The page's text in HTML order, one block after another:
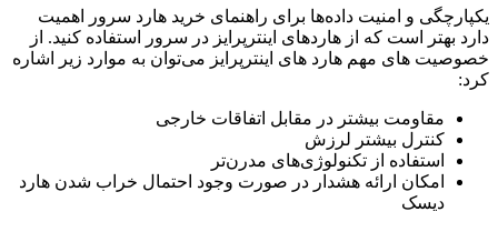
یکپارچگی و امنیت داده‌ها برای راهنمای خرید هارد سرور اهمیت
دارد بهتر است که از هارد‌های اینترپرایز در سرور استفاده کنید. از
خصوصیت ‌های مهم هارد های اینترپرایز می‌توان به موارد زیر اشاره
کرد:
مقاومت بیشتر در مقابل اتفاقات خارجی
کنترل بیشتر لرزش
استفاده از تکنولوژی‌های مدرن‌تر
امکان ارائه هشدار در صورت وجود احتمال خراب شدن هارد
دیسک